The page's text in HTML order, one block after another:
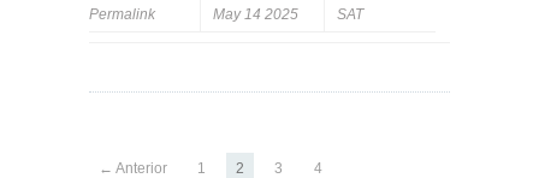
Permalink
May 14 2025
SAT
← Anterior 1 2 3
4